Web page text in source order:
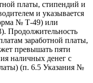
платы, стипендий и
и указывается
№ Т-49) или
Продолжительность
заработной платы,
превышать пяти
наличных денег с
(п. 6.5 Указания №